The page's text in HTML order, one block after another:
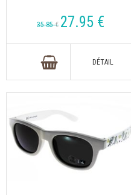
35.85 € 27.95 €